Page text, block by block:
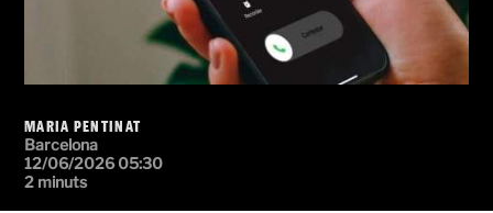
MARIA PENTINAT
Barcelona
12/06/2026 05:30
2 minuts